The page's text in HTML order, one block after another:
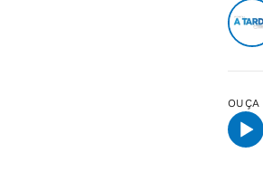
OUÇA